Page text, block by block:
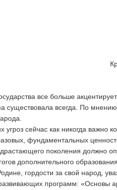
все больше
существовала всегда. По
сейчас как никогда важно
фундаментальных
поколения должно
дополнительного
гордости за свой народ,
программ: «Основы